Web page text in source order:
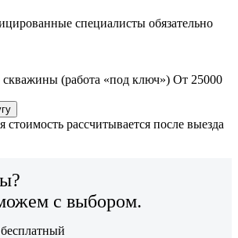
специалисты обязательно
скважины (работа «под ключ») От 25000
стоимость рассчитывается после выезда
с выбором.